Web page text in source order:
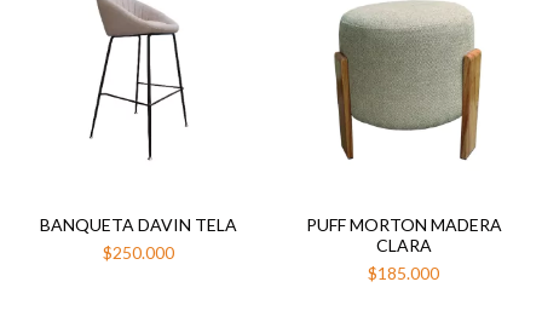
BANQUETA DAVIN TELA
$250.000
PUFF MORTON MADERA
CLARA
$185.000